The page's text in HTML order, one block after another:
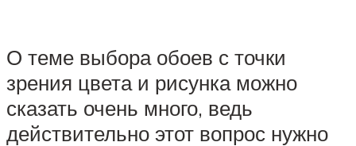
О теме выбора обоев с точки
зрения цвета и рисунка можно
сказать очень много, ведь
действительно этот вопрос нужно